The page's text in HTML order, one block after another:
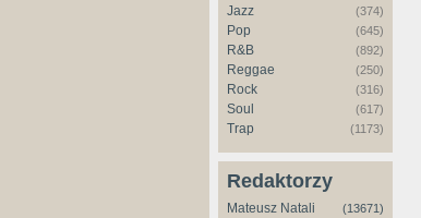
Jazz (374)
Pop (645)
R&B (892)
Reggae (250)
Rock (316)
Soul (617)
Trap (1173)
Redaktorzy
Mateusz Natali (13671)